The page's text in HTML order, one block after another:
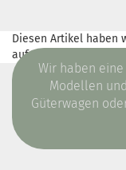
Diesen Artikel haben
aufgenommen.
Wir haben
Modellen
Güterwagen